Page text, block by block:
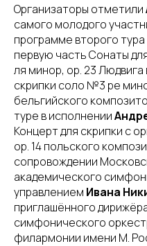
Организаторы отметили
самого молодого
программе второго
первую часть Сонаты
ля минор, op. 23
скрипки соло №3 ре
бельгийского
туре в исполнении
Концерт для скрипки с
op. 14 польского
сопровождении
академического
управлением Ивана
приглашённого
симфонического
филармонии имени М.